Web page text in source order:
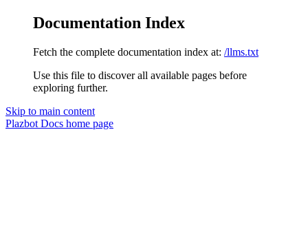
Documentation Index
Fetch the complete documentation index at: /llms.txt
Use this file to discover all available pages before
exploring further.
Skip to main content
Plazbot Docs home page